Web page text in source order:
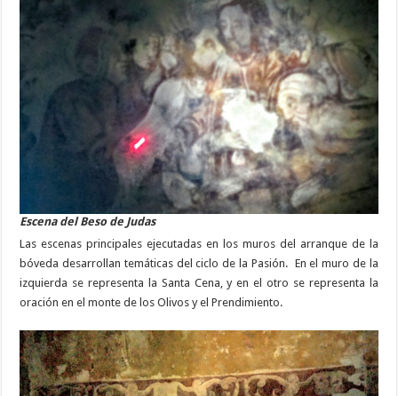
Escena del Beso de Judas
Las escenas principales ejecutadas en los muros del arranque de la
bóveda desarrollan temáticas del ciclo de la Pasión. En el muro de la
izquierda se representa la Santa Cena, y en el otro se representa la
oración en el monte de los Olivos y el Prendimiento.